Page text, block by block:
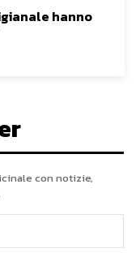
hanno
con notizie,